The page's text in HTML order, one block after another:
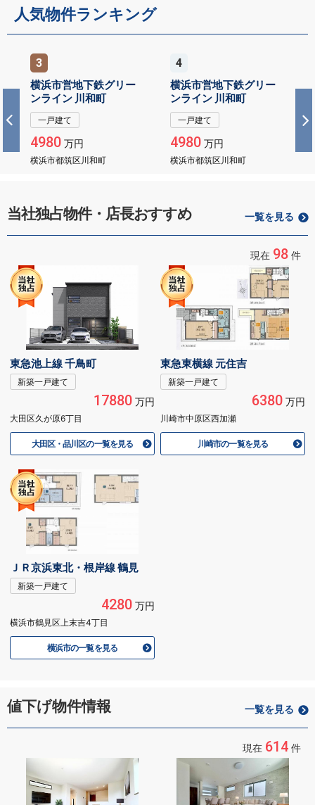
人気物件ランキング
3
横浜市営地下鉄グリー
ンライン 川和町
一戸建て
4980万円
横浜市都筑区川和町
4
横浜市営地下鉄グリー
ンライン 川和町
一戸建て
4980万円
横浜市都筑区川和町
当社独占物件・店長おすすめ 一覧を見る
現在 98 件
東急池上線 千鳥町
新築一戸建て
17880万円
大田区久が原6丁目
大田区・品川区の一覧を見る
東急東横線 元住吉
新築一戸建て
6380万円
川崎市中原区西加瀬
川崎市の一覧を見る
ＪＲ京浜東北・根岸線 鶴見
新築一戸建て
4280万円
横浜市鶴見区上末吉4丁目
横浜市の一覧を見る
値下げ物件情報 一覧を見る
現在 614 件